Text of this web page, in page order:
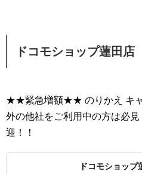
ドコモショップ蓮田店
★★緊急増額★★ のりかえ キャ
外の他社をご利用中の方は必
迎！！
ドコモショッ